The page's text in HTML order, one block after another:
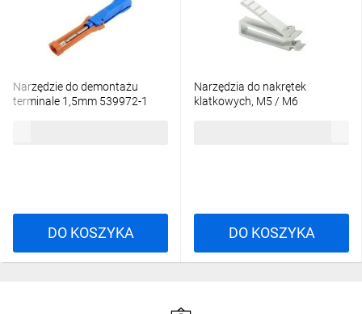
Narzędzie do demontażu
terminale 1,5mm 539972-1
DO KOSZYKA
Narzędzia do nakrętek
klatkowych, M5 / M6
DO KOSZYKA